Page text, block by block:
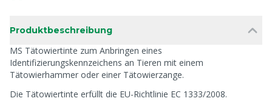
Produktbeschreibung
MS Tätowiertinte zum Anbringen eines
Identifizierungskennzeichens an Tieren mit einem
Tätowierhammer oder einer Tätowierzange.
Die Tätowiertinte erfüllt die EU-Richtlinie EC 1333/2008.